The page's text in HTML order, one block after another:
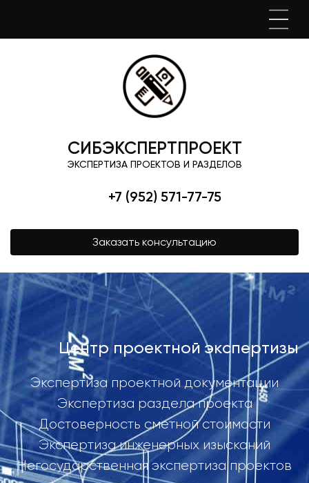
СИБЭКСПЕРТПРОЕКТ
ЭКСПЕРТИЗА ПРОЕКТОВ И РАЗДЕЛОВ
+7 (952) 571-77-75
Заказать консультацию
Центр проектной экспертизы
Экспертиза проектной документации
Экспертиза раздела проекта
Достоверность сметной стоимости
Экспертиза инженерных изысканий
Негосударственная экспертиза проектов